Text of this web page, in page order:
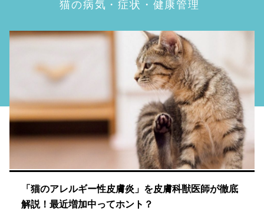
猫の病気・症状・健康管理
「猫のアレルギー性皮膚炎」を皮膚科獣医師が徹底
解説！最近増加中ってホント？